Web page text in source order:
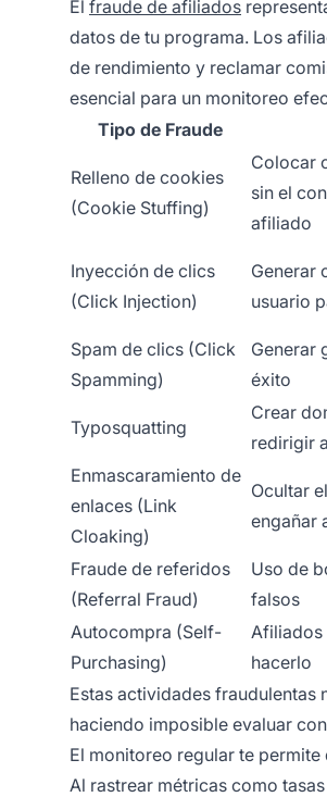
El fraude de afiliados
datos de tu programa. Los
de rendimiento y reclamar
esencial para un monitoreo
Tipo de Fraude
Relleno de cookies
(Cookie Stuffing)
Colocar
sin el
afiliado
Inyección de clics
(Click Injection)
Generar
usuario
Spam de clics (Click
Spamming)
Generar
éxito
Typosquatting
Crear
redirigir
Enmascaramiento de
enlaces (Link
Cloaking)
Ocultar
engañar
Fraude de referidos
(Referral Fraud)
Uso de
falsos
Autocompra (Self-
Purchasing)
Afiliados
hacerlo
Estas actividades fraudulentas
haciendo imposible evaluar
El monitoreo regular te
Al rastrear métricas como